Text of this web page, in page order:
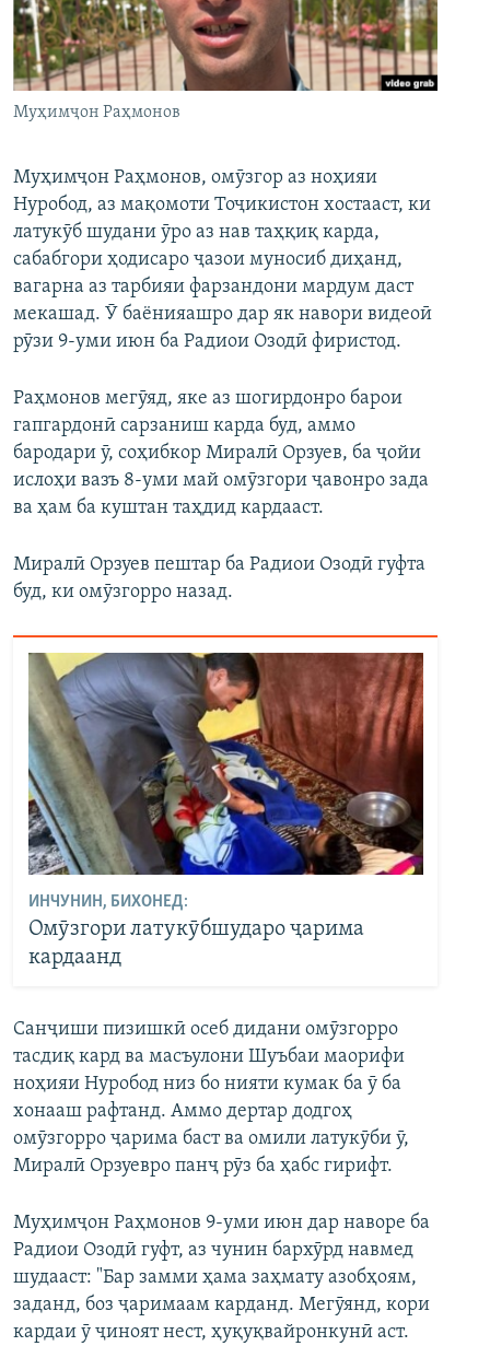
ГУЗОРИШҲОИ РАДИОӢ
Русский
Ҳамаи сомонаҳои RFE/RL
Муҳимҷон Раҳмонов
Муҳимҷон Раҳмонов, омӯзгор аз ноҳияи
Нуробод, аз мақомоти Тоҷикистон хостааст, ки
латукӯб шудани ӯро аз нав таҳқиқ карда,
сабабгори ҳодисаро ҷазои муносиб диҳанд,
вагарна аз тарбияи фарзандони мардум даст
мекашад. Ӯ баёнияашро дар як навори видеоӣ
рӯзи 9-уми июн ба Радиои Озодӣ фиристод.
Раҳмонов мегӯяд, яке аз шогирдонро барои
гапгардонӣ сарзаниш карда буд, аммо
бародари ӯ, соҳибкор Миралӣ Орзуев, ба ҷойи
ислоҳи вазъ 8-уми май омӯзгори ҷавонро зада
ва ҳам ба куштан таҳдид кардааст.
Миралӣ Орзуев пештар ба Радиои Озодӣ гуфта
буд, ки омӯзгорро назад.
ИНЧУНИН, БИХОНЕД:
Омӯзгори латукӯбшударо ҷарима
кардаанд
Санҷиши пизишкӣ осеб дидани омӯзгорро
тасдиқ кард ва масъулони Шуъбаи маорифи
ноҳияи Нуробод низ бо нияти кумак ба ӯ ба
хонааш рафтанд. Аммо дертар додгоҳ
омӯзгорро ҷарима баст ва омили латукӯби ӯ,
Миралӣ Орзуевро панҷ рӯз ба ҳабс гирифт.
Муҳимҷон Раҳмонов 9-уми июн дар наворе ба
Радиои Озодӣ гуфт, аз чунин бархӯрд навмед
шудааст: "Бар замми ҳама заҳмату азобҳоям,
заданд, боз ҷаримаам карданд. Мегӯянд, кори
кардаи ӯ ҷиноят нест, ҳуқуқвайронкунӣ аст.